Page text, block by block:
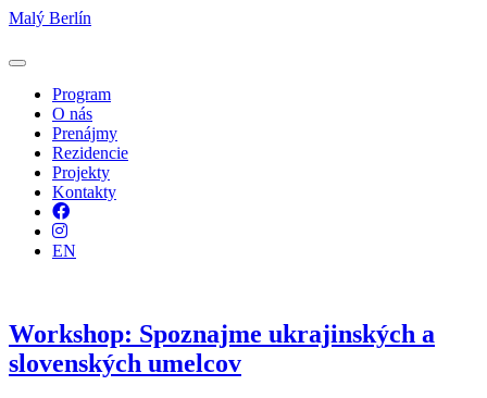
Malý Berlín
Program
O nás
Prenájmy
Rezidencie
Projekty
Kontakty
Facebook
Instagram
EN
Workshop: Spoznajme ukrajinských a
slovenských umelcov